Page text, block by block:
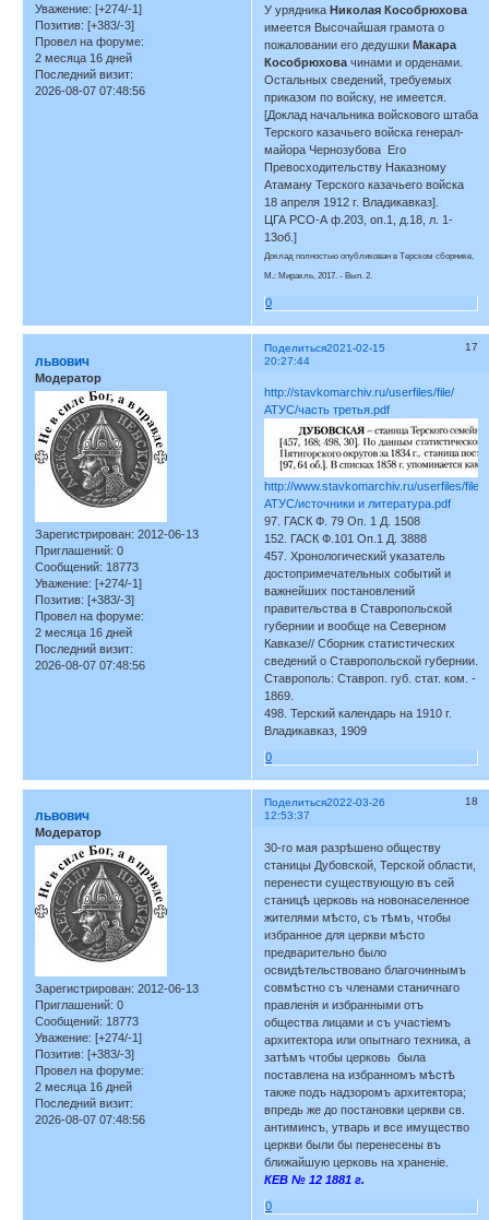
Уважение: [+274/-1]
Позитив: [+383/-3]
Провел на форуме:
2 месяца 16 дней
Последний визит:
2026-08-07 07:48:56
У урядникаНиколая Кособрюхова
имеется Высочайшая грамота о
пожаловании его дедушкиМакара
Кособрюхова чинами и орденами.
Остальных сведений, требуемых
приказом по войску, не имеется.
[Доклад начальника войскового штаба
Терского казачьего войска генерал-
майора Чернозубова Его
Превосходительству Наказному
Атаману Терского казачьего войска
18 апреля 1912 г. Владикавказ].
ЦГА РСО-А ф.203, оп.1, д.18, л. 1-
13об.]
Доклад полностью опубликован в Терском сборнике,
М.: Миракль, 2017. - Вып. 2.
0
Поделиться 17
2021-02-15
20:27:44
львович
Модератор
Зарегистрирован: 2012-06-13
Приглашений: 0
Сообщений: 18773
Уважение: [+274/-1]
Позитив: [+383/-3]
Провел на форуме:
2 месяца 16 дней
Последний визит:
2026-08-07 07:48:56
http://stavkomarchiv.ru/userfiles/file/
АТУС/часть третья.pdf
http://www.stavkomarchiv.ru/userfiles/file/
АТУС/источники и литература.pdf
97. ГАСК Ф. 79 Оп. 1 Д. 1508
152. ГАСК Ф.101 Оп.1 Д. 3888
457. Хронологический указатель
достопримечательных событий и
важнейших постановлений
правительства в Ставропольской
губернии и вообще на Северном
Кавказе// Сборник статистических
сведений о Ставропольской губернии.
Ставрополь: Ставроп. губ. стат. ком. -
1869.
498. Терский календарь на 1910 г.
Владикавказ, 1909
0
Поделиться 18
2022-03-26
12:53:37
львович
Модератор
Зарегистрирован: 2012-06-13
Приглашений: 0
Сообщений: 18773
Уважение: [+274/-1]
Позитив: [+383/-3]
Провел на форуме:
2 месяца 16 дней
Последний визит:
2026-08-07 07:48:56
30-го мая разрѣшено обществу
станицы Дубовской, Терской области,
перенести существующую въ сей
станицѣ церковь на новонаселенное
жителями мѣсто, съ тѣмъ, чтобы
избранное для церкви мѣсто
предварительно было
освидѣтельствовано благочиннымъ
совмѣстно съ членами станичнаго
правленія и избранными отъ
общества лицами и съ участіемъ
архитектора или опытнаго техника, а
затѣмъ чтобы церковь была
поставлена на избранномъ мѣстѣ
также подъ надзоромъ архитектора;
впредь же до постановки церкви св.
антиминсъ, утварь и все имущество
церкви были бы перенесены въ
ближайшую церковь на храненіе.
КЕВ № 12 1881 г.
0